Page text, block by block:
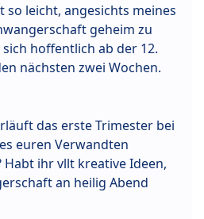
so leicht, angesichts meines
geheim zu
hoffentlich ab der 12.
nächsten zwei Wochen.
das erste Trimester bei
euren Verwandten
ihr vllt kreative Ideen,
an heilig Abend